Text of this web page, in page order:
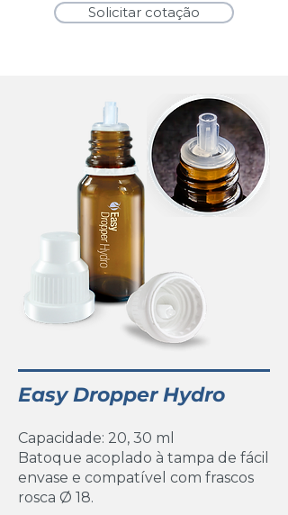
Solicitar cotação
Easy Dropper Hydro
Capacidade: 20, 30 ml
Batoque acoplado à tampa de fácil
envase e compatível com frascos
rosca Ø 18.